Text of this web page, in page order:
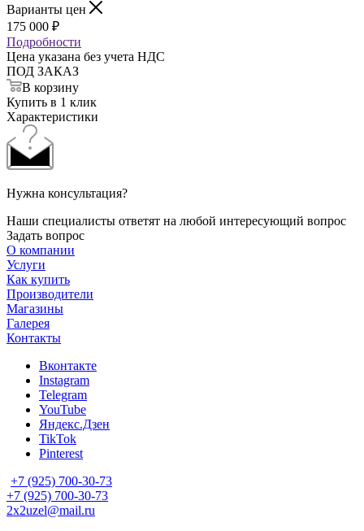
Варианты цен
175 000 ₽
Подробности
Цена указана без учета НДС
ПОД ЗАКАЗ
В корзину
Купить в 1 клик
Характеристики
Нужна консультация?
Наши специалисты ответят на любой интересующий вопрос
Задать вопрос
О компании
Услуги
Как купить
Производители
Магазины
Галерея
Контакты
Вконтакте
Instagram
Telegram
YouTube
Яндекс.Дзен
TikTok
Pinterest
+7 (925) 700-30-73
+7 (925) 700-30-73
2x2uzel@mail.ru